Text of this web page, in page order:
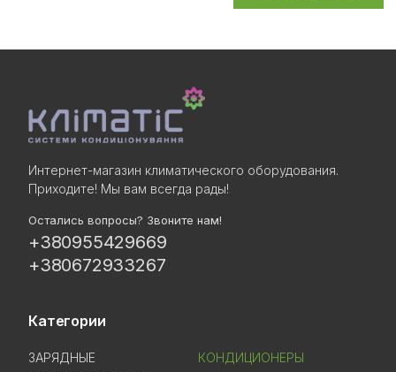
Интернет-магазин климатического оборудования.
Приходите! Мы вам всегда рады!
Остались вопросы? Звоните нам!
+380955429669
+380672933267
Категории
ЗАРЯДНЫЕ
КОНДИЦИОНЕРЫ